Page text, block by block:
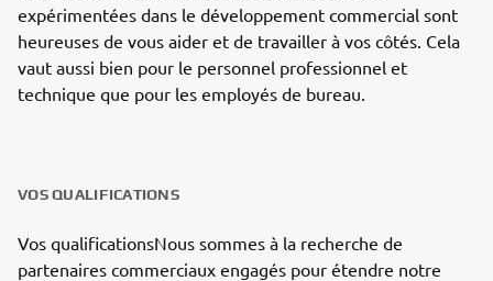
expérimentées dans le développement commercial sont
heureuses de vous aider et de travailler à vos côtés. Cela
vaut aussi bien pour le personnel professionnel et
technique que pour les employés de bureau.
VOS QUALIFICATIONS
Vos qualificationsNous sommes à la recherche de
partenaires commerciaux engagés pour étendre notre